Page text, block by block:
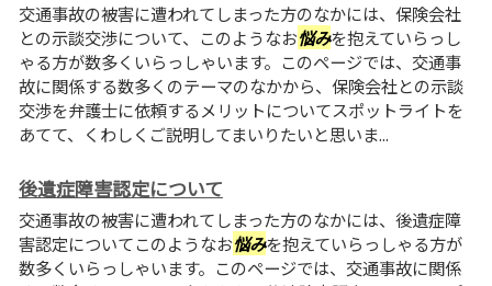
交通事故の被害に遭われてしまった方のなかには、保険会社
との示談交渉について、このようなお悩みを抱えていらっし
ゃる方が数多くいらっしゃいます。このページでは、交通事
故に関係する数多くのテーマのなかから、保険会社との示談
交渉を弁護士に依頼するメリットについてスポットライトを
あてて、くわしくご説明してまいりたいと思いま...
後遺症障害認定について
交通事故の被害に遭われてしまった方のなかには、後遺症障
害認定についてこのようなお悩みを抱えていらっしゃる方が
数多くいらっしゃいます。このページでは、交通事故に関係